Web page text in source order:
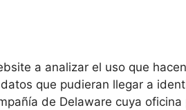
a analizar el uso que
que pudieran llegar a
de Delaware cuya oficina